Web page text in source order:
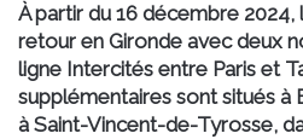
À partir du 16 décembre
retour en Gironde avec deux
ligne Intercités entre Paris et
supplémentaires sont situés à
à Saint-Vincent-de-Tyrosse,